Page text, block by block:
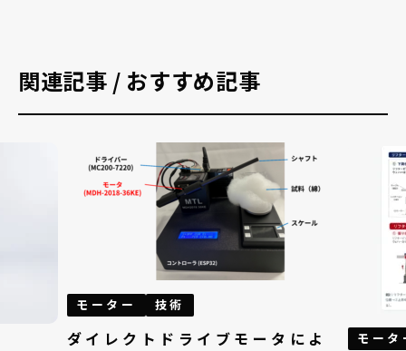
関連記事 / おすすめ記事
モーター 技術
ダイレクトドライブモータによ
モータ